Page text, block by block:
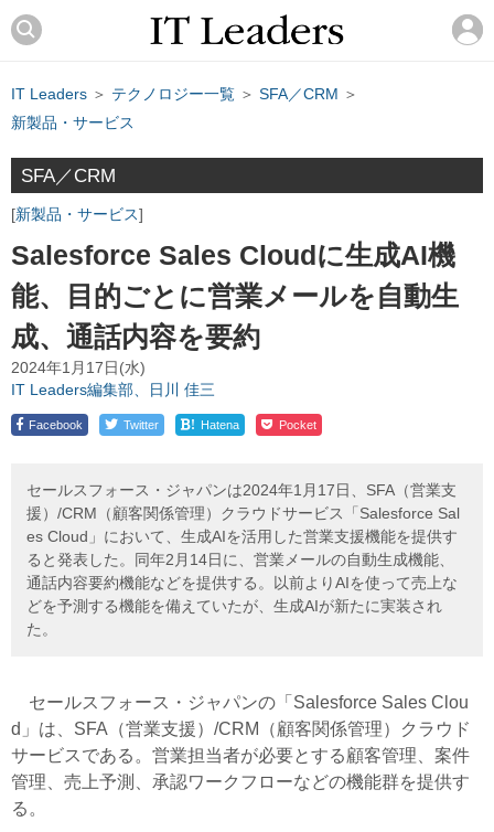
IT Leaders ＞ テクノロジー一覧 ＞ SFA／CRM ＞
新製品・サービス
SFA／CRM
新製品・サービス
Salesforce Sales Cloudに生成AI機
能、目的ごとに営業メールを自動生
成、通話内容を要約
2024年1月17日(水)
IT Leaders編集部、日川 佳三
Facebook Twitter ! Hatena Pocket
セールスフォース・ジャパンは2024年1月17日、SFA（営業支
援）/CRM（顧客関係管理）クラウドサービス「Salesforce Sal
es Cloud」において、生成AIを活用した営業支援機能を提供す
ると発表した。同年2月14日に、営業メールの自動生成機能、
通話内容要約機能などを提供する。以前よりAIを使って売上な
どを予測する機能を備えていたが、生成AIが新たに実装され
た。
セールスフォース・ジャパンの「Salesforce Sales Clou
d」は、SFA（営業支援）/CRM（顧客関係管理）クラウド
サービスである。営業担当者が必要とする顧客管理、案件
管理、売上予測、承認ワークフローなどの機能群を提供す
る。